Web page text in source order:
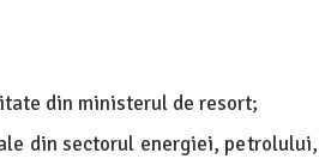
din ministerul de resort;
din sectorul energiei, petrolului,